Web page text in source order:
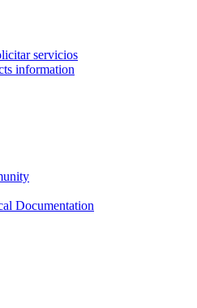
servicios
information
Documentation